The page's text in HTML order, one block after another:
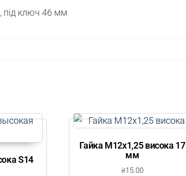
під ключ 46 мм
S14
Гайка М12х1,25 висока 17
мм
₴15.00